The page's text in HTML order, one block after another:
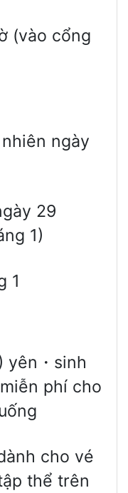
(vào cổng
ngày
29
1)
1
yên・sinh
phí cho
cho vé
thể trên